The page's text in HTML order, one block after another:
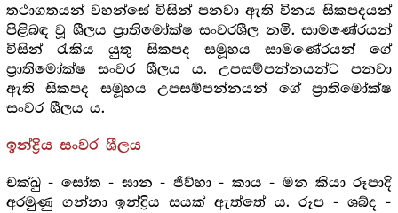
තථාගතයන් වහන්සේ විසින් පනවා ඇති විනය සිකපදයන්
පිළිබඳ වූ ශීලය ප්‍රාතිමෝක්ෂ සංවරශීල නමි. සාමණේරයන්
විසින් රැකිය යුතු සිකපද සමූහය සාමණේරයන් ගේ
ප්‍රාතිමෝක්ෂ සංවර ශීලය ය. උපසම්පන්නයන්ට පනවා
ඇති සිකපද සමූහය උපසම්පන්නයන් ගේ ප්‍රාතිමෝක්ෂ
සංවර ශීලය ය.
ඉන්ද්‍රිය සංවර ශීලය‍
චක්ඛු - සෝත - ඝාන - ජිව්හා - කාය - මන කියා රූපාදි
අරමුණු ගන්නා ඉන්ද්‍රිය සයක් ඇත්තේ ය. රූප - ශබ්ද -